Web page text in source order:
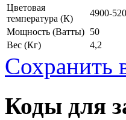
Цветовая
температура (К)
4900-
Мощность (Ватты) 50
Вес (Кг) 4,2
Сохранить
Коды для